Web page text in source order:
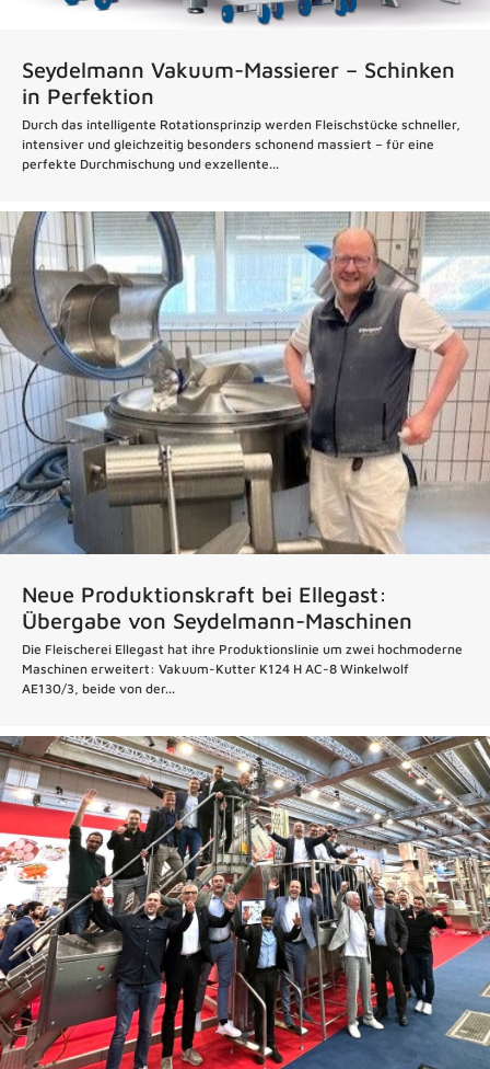
Seydelmann Vakuum-Massierer – Schinken
in Perfektion
Durch das intelligente Rotationsprinzip werden Fleischstücke schneller,
intensiver und gleichzeitig besonders schonend massiert – für eine
perfekte Durchmischung und exzellente...
Neue Produktionskraft bei Ellegast:
Übergabe von Seydelmann-Maschinen
Die Fleischerei Ellegast hat ihre Produktionslinie um zwei hochmoderne
Maschinen erweitert: Vakuum-Kutter K124 H AC-8 Winkelwolf
AE130/3, beide von der...